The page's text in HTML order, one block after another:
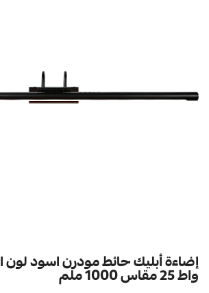
واط 25 مقاس 1000 ملم